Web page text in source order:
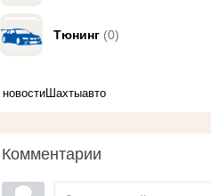
Тюнинг (0)
новостиШахтыавто
Комментарии